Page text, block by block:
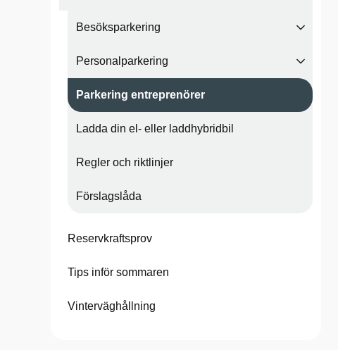
Besöksparkering
Personalparkering
Parkering entreprenörer
Ladda din el- eller laddhybridbil
Regler och riktlinjer
Förslagslåda
Reservkraftsprov
Tips inför sommaren
Vinterväghållning